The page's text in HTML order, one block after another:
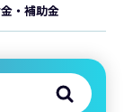
・補助金